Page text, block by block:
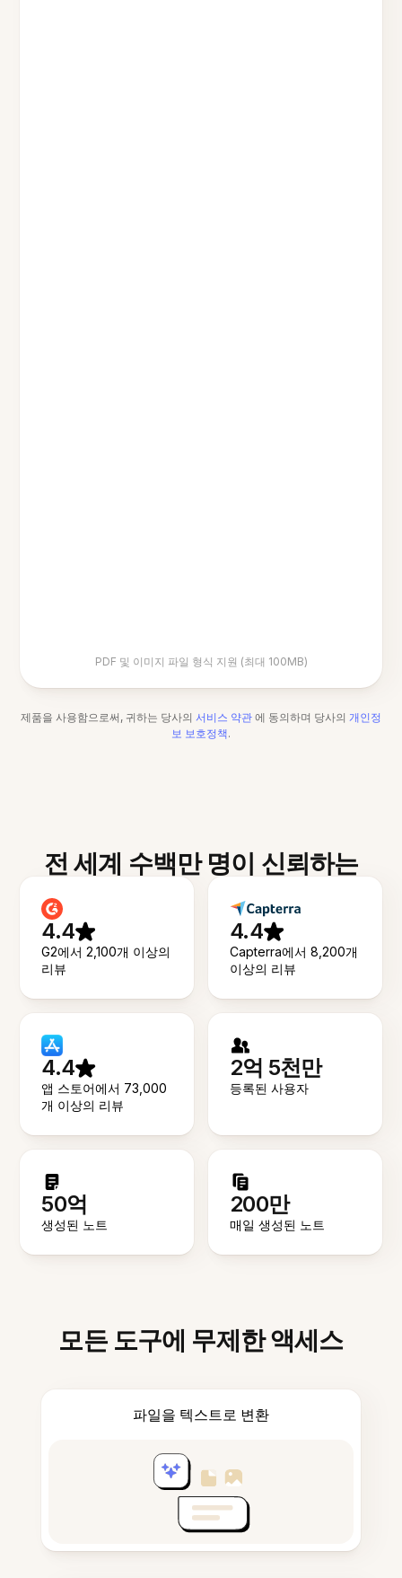
PDF 및 이미지 파일 형식 지원 (최대 100MB)
제품을 사용함으로써, 귀하는 당사의 서비스 약관 에 동의하며 당사의 개인정
보 보호정책.
전 세계 수백만 명이 신뢰하는
4.4
G2에서 2,100개 이상의
리뷰
4.4
Capterra에서 8,200개
이상의 리뷰
4.4
앱 스토어에서 73,000
개 이상의 리뷰
2억 5천만
등록된 사용자
50억
생성된 노트
200만
매일 생성된 노트
모든 도구에 무제한 액세스
파일을 텍스트로 변환